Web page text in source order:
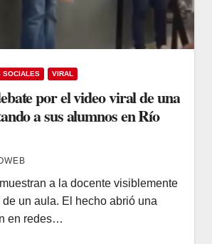
SOCIALES VIRAL
por el video viral de una
a sus alumnos en Río
a la docente visiblemente
de un aula. El hecho abrió una
en redes…